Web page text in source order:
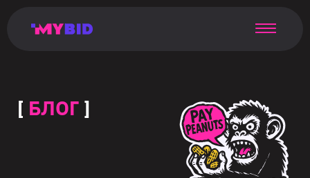
таргетинг
страница
targeting
monetization
[ БЛОГ ]